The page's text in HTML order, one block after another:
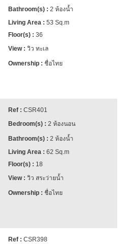
2 ห้องน้ำ
53 Sq.m
36
วิว ทะเล
ชื่อไทย
CSR401
2 ห้องนอน
2 ห้องน้ำ
62 Sq.m
18
วิว สระว่ายน้ำ
ชื่อไทย
CSR398